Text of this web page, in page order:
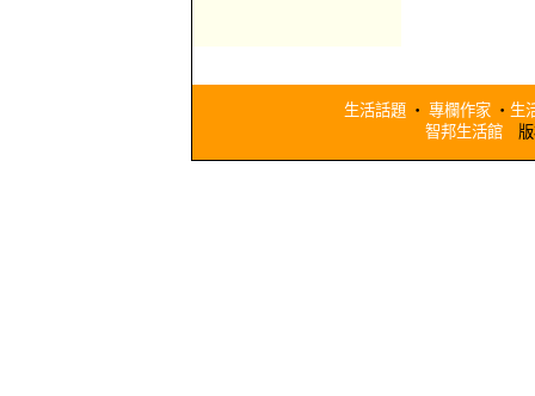
生活話題 ‧ 專欄作家 ‧ 生
智邦生活館版